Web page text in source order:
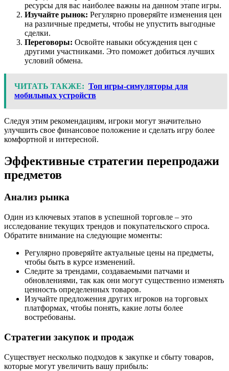
ресурсы для вас наиболее важны на данном этапе игры.
Изучайте рынок: Регулярно проверяйте изменения цен
на различные предметы, чтобы не упустить выгодные
сделки.
Переговоры: Освойте навыки обсуждения цен с
другими участниками. Это поможет добиться лучших
условий обмена.
ЧИТАТЬ ТАКЖЕ: Топ игры-симуляторы для
мобильных устройств
Следуя этим рекомендациям, игроки могут значительно
улучшить свое финансовое положение и сделать игру более
комфортной и интересной.
Эффективные стратегии перепродажи
предметов
Анализ рынка
Один из ключевых этапов в успешной торговле – это
исследование текущих трендов и покупательского спроса.
Обратите внимание на следующие моменты:
Регулярно проверяйте актуальные цены на предметы,
чтобы быть в курсе изменений.
Следите за трендами, создаваемыми патчами и
обновлениями, так как они могут существенно изменять
ценность определенных товаров.
Изучайте предложения других игроков на торговых
платформах, чтобы понять, какие лоты более
востребованы.
Стратегии закупок и продаж
Существует несколько подходов к закупке и сбыту товаров,
которые могут увеличить вашу прибыль: